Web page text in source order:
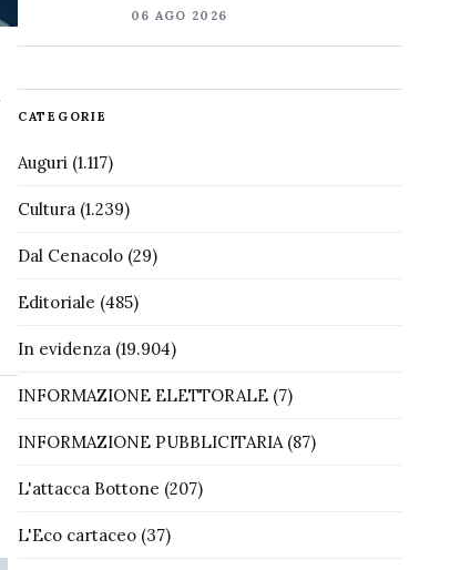
06 AGO 2026
CATEGORIE
Auguri(1.117)
Cultura(1.239)
Dal Cenacolo(29)
Editoriale (485)
In evidenza(19.904)
INFORMAZIONE ELETTORALE(7)
INFORMAZIONE PUBBLICITARIA(87)
L'attacca Bottone (207)
L'Eco cartaceo(37)